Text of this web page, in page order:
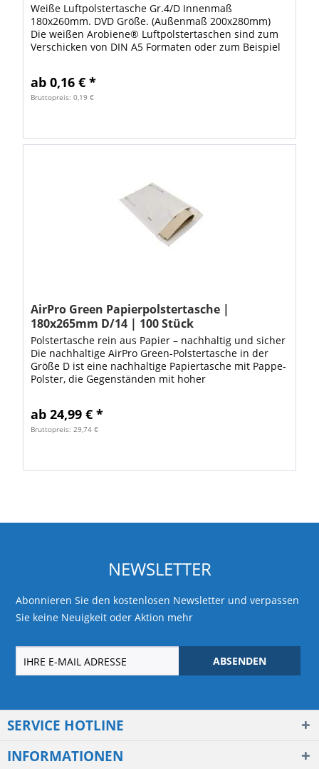
Weiße Luftpolstertasche Gr.4/D Innenmaß
180x260mm. DVD Größe. (Außenmaß 200x280mm)
Die weißen Arobiene® Luftpolstertaschen sind zum
Verschicken von DIN A5 Formaten oder zum Beispiel
ab 0,16 € *
Bruttopreis: 0,19 €
AirPro Green Papierpolstertasche |
180x265mm D/14 | 100 Stück
Polstertasche rein aus Papier – nachhaltig und sicher
Die nachhaltige AirPro Green-Polstertasche in der
Größe D ist eine nachhaltige Papiertasche mit Pappe-
Polster, die Gegenständen mit hoher
ab 24,99 € *
Bruttopreis: 29,74 €
NEWSLETTER
Abonnieren Sie den kostenlosen Newsletter und verpassen
Sie keine Neuigkeit oder Aktion mehr
ABSENDEN
SERVICE HOTLINE
INFORMATIONEN